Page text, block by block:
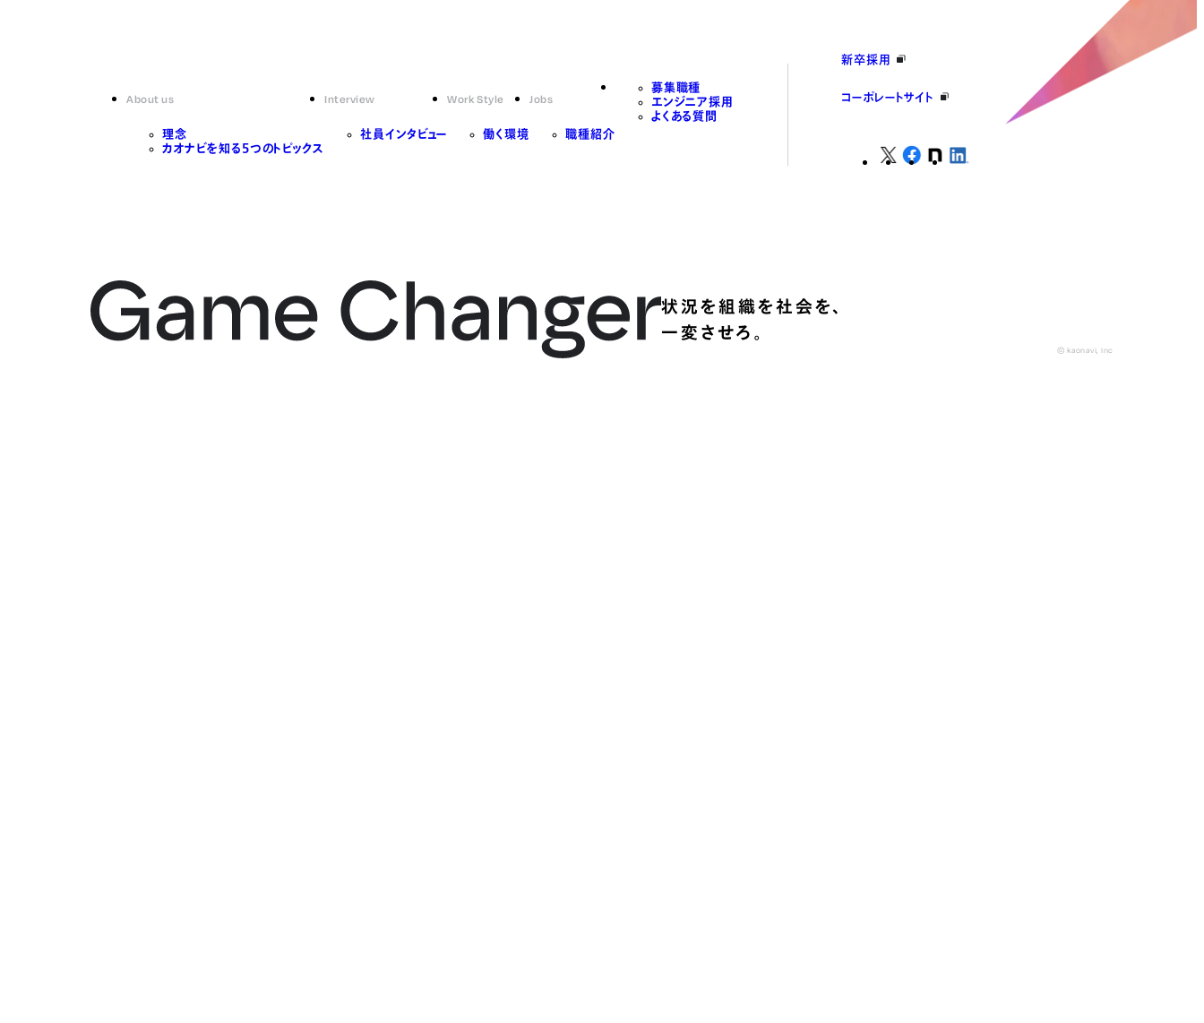
About us
理念
カオナビを知る5つのトピックス
Interview
社員インタビュー
Work Style
働く環境
Jobs
職種紹介
募集職種
エンジニア採用
よくある質問
新卒採用
コーポレートサイト
状況を組織を社会を、
一変させろ。
© kaonavi, Inc